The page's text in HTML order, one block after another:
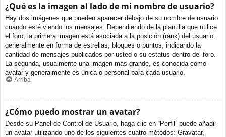
¿Qué es la imagen al lado de mi nombre de usuario?
Hay dos imágenes que pueden aparecer debajo de su nombre de usuario
cuando esté viendo los mensajes. Dependiendo de la plantilla que utilice
el foro, la primera imagen está asociada a la posición (rank) del usuario,
generalmente en forma de estrellas, bloques o puntos, indicando la
cantidad de mensajes publicados por usted o su estatus dentro del foro.
La segunda, usualmente una imagen más grande, es conocida como
avatar y generalmente es única o personal para cada usuario.
Arriba
¿Cómo puedo mostrar un avatar?
Desde su Panel de Control de Usuario, haga clic en “Perfil” puede añadir
un avatar utilizando uno de los siguientes cuatro métodos: Gravatar,